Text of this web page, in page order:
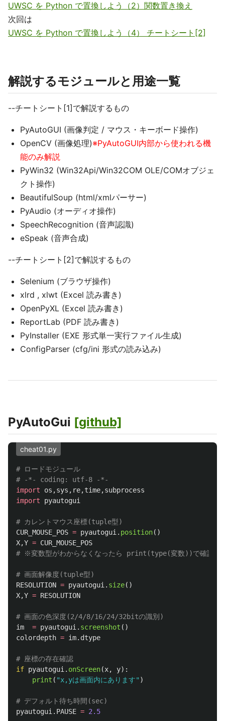
UWSC を Python で置換しよう（2）関数置き換え
次回は
UWSC を Python で置換しよう（4） チートシート[2]
解説するモジュールと用途一覧
--チートシート[1]で解説するもの
PyAutoGUI (画像判定 / マウス・キーボード操作)
OpenCV (画像処理)※PyAutoGUI内部から使われる機
能のみ解説
PyWin32 (Win32Api/Win32COM OLE/COMオブジェ
クト操作)
BeautifulSoup (html/xmlパーサー)
PyAudio (オーディオ操作)
SpeechRecognition (音声認識)
eSpeak (音声合成)
--チートシート[2]で解説するもの
Selenium (ブラウザ操作)
xlrd , xlwt (Excel 読み書き)
OpenPyXL (Excel 読み書き)
ReportLab (PDF 読み書き)
PyInstaller (EXE 形式単一実行ファイル生成)
ConfigParser (cfg/ini 形式の読み込み)
PyAutoGui [github]
cheat01.py
# ロードモジュール
import
os ,sys , re,time,subprocess
import
pyautogui
CUR_MOUSE_POS = pyautogui . position()
X,Y = CUR_MOUSE_POS
RESOLUTION = pyautogui . size()
X,Y = RESOLUTION
im
= pyautogui . screenshot ()
colordepth = im. dtype
if pyautogui . onScreen(x, y):
print ( "x,yは画面内にあります" )
pyautogui . PAUSE = 2.5